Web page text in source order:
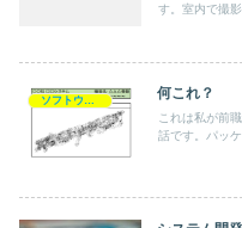
す。室内で撮
何これ？
これは私が前
話です。パッ